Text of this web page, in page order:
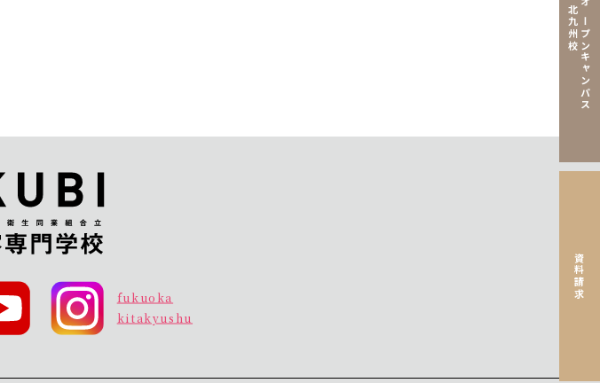
オープンキャンパス
北九州校
資料請求
fukuoka
kitakyushu